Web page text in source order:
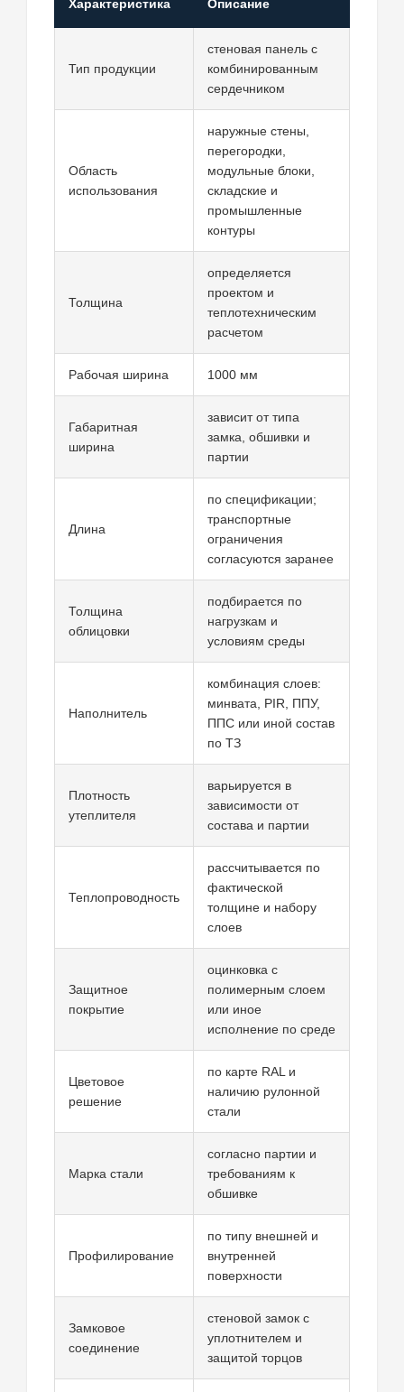
Характеристика Описание
Тип продукции
стеновая панель с
комбинированным
сердечником
Область
использования
наружные стены,
перегородки,
модульные блоки,
складские и
промышленные
контуры
Толщина
определяется
проектом и
теплотехническим
расчетом
Рабочая ширина 1000 мм
Габаритная
ширина
зависит от типа
замка, обшивки и
партии
Длина
по спецификации;
транспортные
ограничения
согласуются заранее
Толщина
облицовки
подбирается по
нагрузкам и
условиям среды
Наполнитель
комбинация слоев:
минвата, PIR, ППУ,
ППС или иной состав
по ТЗ
Плотность
утеплителя
варьируется в
зависимости от
состава и партии
Теплопроводность
рассчитывается по
фактической
толщине и набору
слоев
Защитное
покрытие
оцинковка с
полимерным слоем
или иное
исполнение по среде
Цветовое
решение
по карте RAL и
наличию рулонной
стали
Марка стали
согласно партии и
требованиям к
обшивке
Профилирование
по типу внешней и
внутренней
поверхности
Замковое
соединение
стеновой замок с
уплотнителем и
защитой торцов